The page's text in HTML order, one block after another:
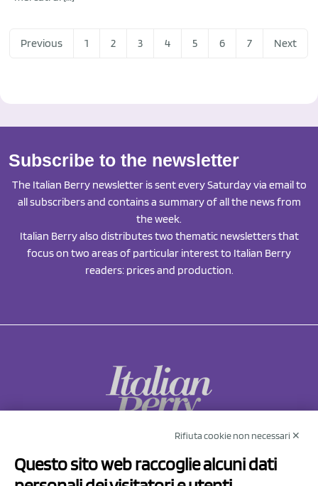
Previous 1 2 3 4 5 6 7 Next
Subscribe to the newsletter
The Italian Berry newsletter is sent every Saturday via email to
all subscribers and contains a summary of all the news from
the week.
Italian Berry also distributes two thematic newsletters that
focus on two areas of particular interest to Italian Berry
readers: prices and production.
Via Prov.le Sassuolo Vignola 315/1
Rifiuta cookie non necessari ✕
Questo sito web raccoglie alcuni dati